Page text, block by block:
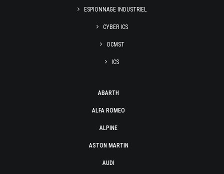
ESPIONNAGE INDUSTRIEL
CYBER ICS
OCMST
ICS
ABARTH
ALFA ROMEO
ALPINE
ASTON MARTIN
AUDI